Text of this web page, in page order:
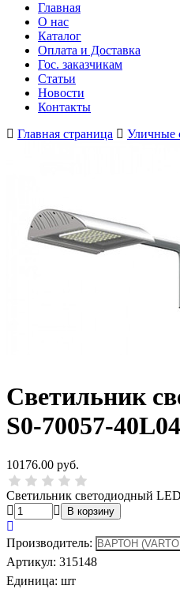
Главная
О нас
Каталог
Оплата и Доставка
Гос. заказчикам
Статьи
Новости
Контакты
Главная страница
Уличные
Светильник
S0-70057-
10176.00 руб.
Светильник светодиодный
Производитель:
Артикул: 315148
Единица: шт